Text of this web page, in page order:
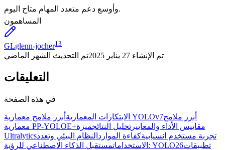
وأوسع دعم متعدد المهام متاح اليوم.
المساهمون
GLglenn-jocher13
تم الإنشاء 27 يناير 2025 تم التحديث الشهر الماضي
التعليقات
في هذه الصفحة
الابتكارات المعمارية أبرز ملامح معمارية YOLOv7أبرز ملامح
معمارية PP-YOLOE+
مقاييس الأداء والمعايير تحليل النتائجميزة
Ultralytics
تجربة مستخدم انسيابيةكفاءة الموارد النظام البيئي وتعدد
الاستخدامات مستقبل الذكاء الاصطناعي للرؤية: YOLO26تطبيقات